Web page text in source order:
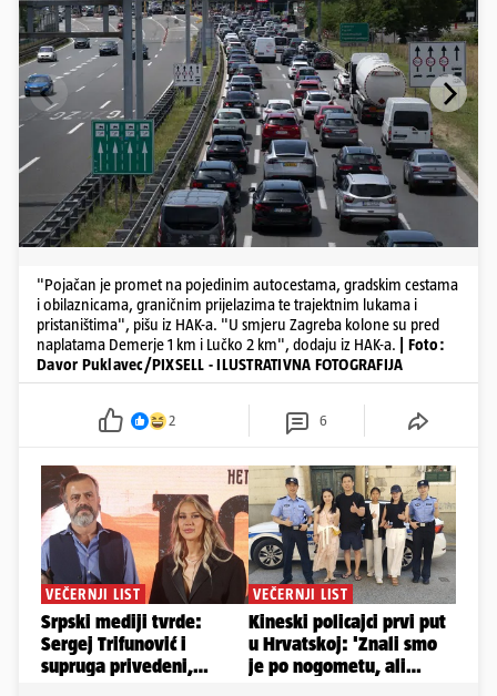
"Pojačan je promet na pojedinim autocestama, gradskim cestama
i obilaznicama, graničnim prijelazima te trajektnim lukama i
pristaništima", pišu iz HAK-a. "U smjeru Zagreba kolone su pred
naplatama Demerje 1 km i Lučko 2 km", dodaju iz HAK-a.
| Foto:
Davor Puklavec/PIXSELL - ILUSTRATIVNA FOTOGRAFIJA
2 6